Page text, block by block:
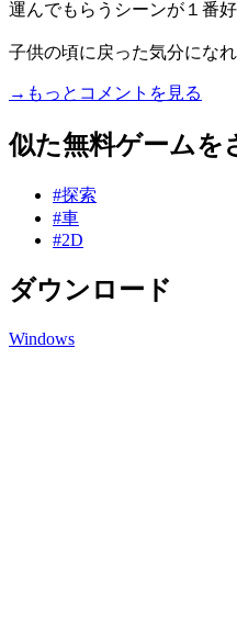
運んでもらうシーンが１番好
子供の頃に戻った気分にな
→もっとコメントを見る
似た無料ゲームを
#探索
#車
#2D
ダウンロード
Windows